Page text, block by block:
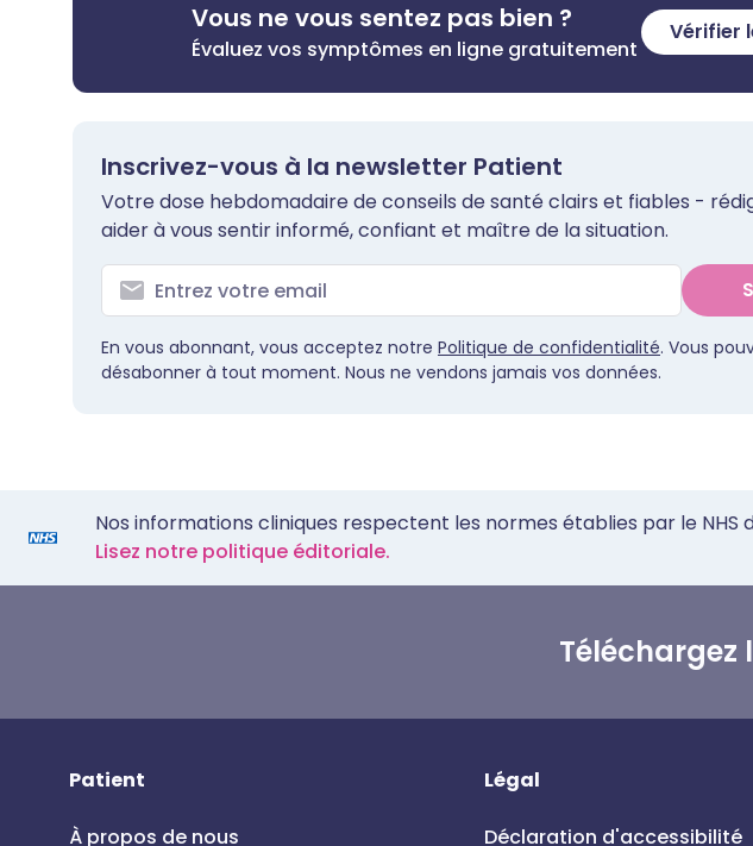
Vous ne vous sentez pas bien ?
Évaluez vos symptômes en ligne gratuitement
Vérifier
Inscrivez-vous à la newsletter Patient
Votre dose hebdomadaire de conseils de santé clairs et fiables -
aider à vous sentir informé, confiant et maître de la situation.
En vous abonnant, vous acceptez notre Politique de confidentialité. Vous
désabonner à tout moment. Nous ne vendons jamais vos données.
Nos informations cliniques respectent les normes établies par le
Lisez notre politique éditoriale.
Patient
À propos de nous
Légal
Déclaration d'accessibilité